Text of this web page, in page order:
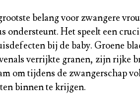
belang voor zwangere
ondersteunt. Het speelt een
bij de baby. Groene
verrijkte granen, zijn rijke
om tijdens de zwangerschap
binnen te krijgen.